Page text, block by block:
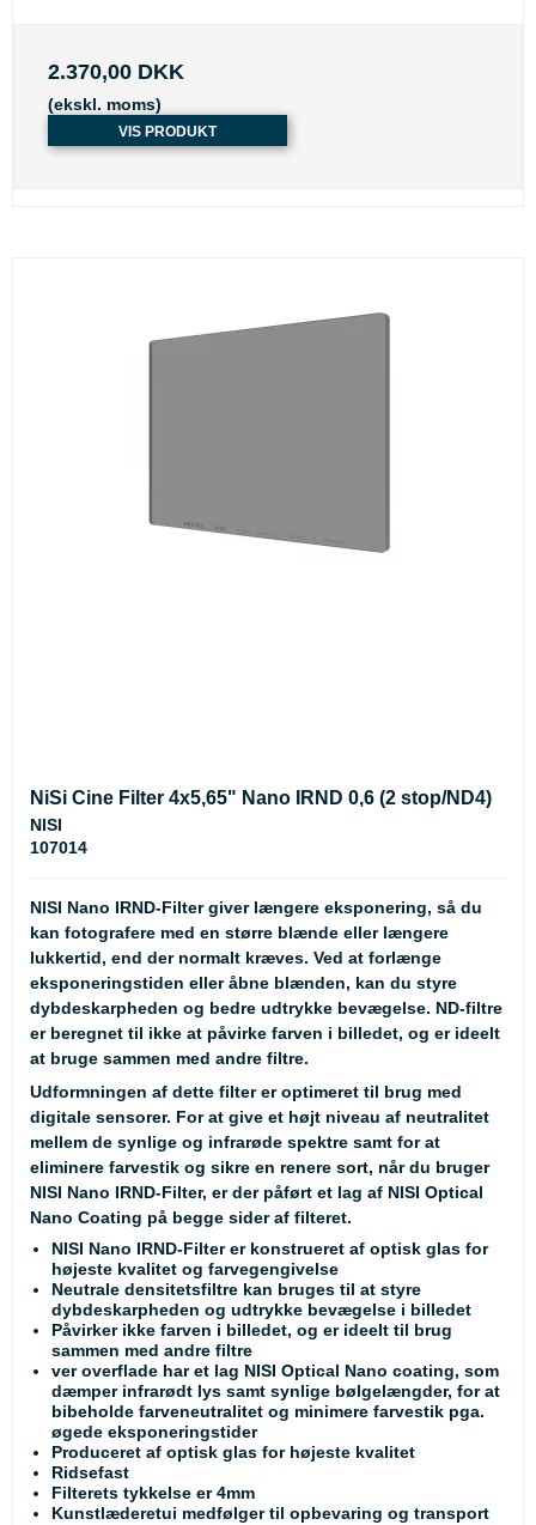
2.370,00 DKK
(ekskl. moms)
VIS PRODUKT
NiSi Cine Filter 4x5,65" Nano IRND 0,6 (2 stop/ND4)
NISI
107014
NISI Nano IRND-Filter giver længere eksponering, så du
kan fotografere med en større blænde eller længere
lukkertid, end der normalt kræves. Ved at forlænge
eksponeringstiden eller åbne blænden, kan du styre
dybdeskarpheden og bedre udtrykke bevægelse. ND-filtre
er beregnet til ikke at påvirke farven i billedet, og er ideelt
at bruge sammen med andre filtre.
Udformningen af dette filter er optimeret til brug med
digitale sensorer. For at give et højt niveau af neutralitet
mellem de synlige og infrarøde spektre samt for at
eliminere farvestik og sikre en renere sort, når du bruger
NISI Nano IRND-Filter, er der påført et lag af NISI Optical
Nano Coating på begge sider af filteret.
NISI Nano IRND-Filter er konstrueret af optisk glas for
højeste kvalitet og farvegengivelse
Neutrale densitetsfiltre kan bruges til at styre
dybdeskarpheden og udtrykke bevægelse i billedet
Påvirker ikke farven i billedet, og er ideelt til brug
sammen med andre filtre
ver overflade har et lag NISI Optical Nano coating, som
dæmper infrarødt lys samt synlige bølgelængder, for at
bibeholde farveneutralitet og minimere farvestik pga.
øgede eksponeringstider
Produceret af optisk glas for højeste kvalitet
Ridsefast
Filterets tykkelse er 4mm
Kunstlæderetui medfølger til opbevaring og transport